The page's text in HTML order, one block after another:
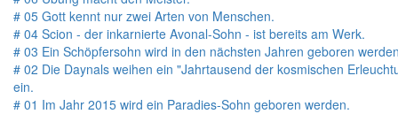
# 05 Gott kennt nur zwei Arten von Menschen.
# 04 Scion - der inkarnierte Avonal-Sohn - ist bereits am Werk.
# 03 Ein Schöpfersohn wird in den nächsten Jahren geboren
# 02 Die Daynals weihen ein "Jahrtausend der kosmischen
ein.
# 01 Im Jahr 2015 wird ein Paradies-Sohn geboren werden.